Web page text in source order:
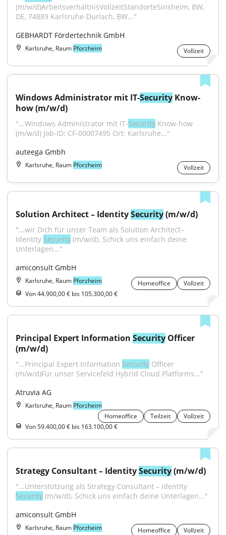
(m/w/d)ArbeitsverhältnisVollzeitStandorteSinsheim, BW,
DE, 74889 Karlsruhe-Durlach, BW..."
GEBHARDT Fördertechnik GmbH
Karlsruhe, Raum Pforzheim Vollzeit
Windows Administrator mit IT-Security Know-
how (m/w/d)
"...Windows Administrator mit IT-Security Know-how
(m/w/d) Job-ID: CF-00007495 Ort: Karlsruhe..."
auteega Gmbh
Karlsruhe, Raum Pforzheim Vollzeit
Solution Architect – Identity Security (m/w/d)
"...wir Dich für unser Team als Solution Architect–
Identity Security (m/w/d). Schick uns einfach deine
Unterlagen..."
amiconsult GmbH
Karlsruhe, Raum Pforzheim Homeoffice
Vollzeit
Von 44.900,00 € bis 105.300,00 €
Principal Expert Information Security Officer
(m/w/d)
"...Principal Expert Information Security Officer
(m/w/d)Für unser Servicefeld Hybrid Cloud Platforms..."
Atruvia AG
Karlsruhe, Raum Pforzheim
Homeoffice
Teilzeit
Vollzeit
Von 59.400,00 € bis 163.100,00 €
Strategy Consultant – Identity Security (m/w/d)
Security (m/w/d). Schick uns einfach deine Unterlagen..."
amiconsult GmbH
Karlsruhe, Raum Pforzheim Homeoffice
Vollzeit